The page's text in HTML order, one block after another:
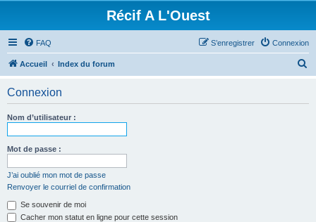
Récif A L'Ouest
FAQ Connexion
S’enregistrer
Accueil Index du forum
Connexion
Nom d’utilisateur :
Mot de passe :
J’ai oublié mon mot de passe
Renvoyer le courriel de confirmation
Se souvenir de moi
Cacher mon statut en ligne pour cette session